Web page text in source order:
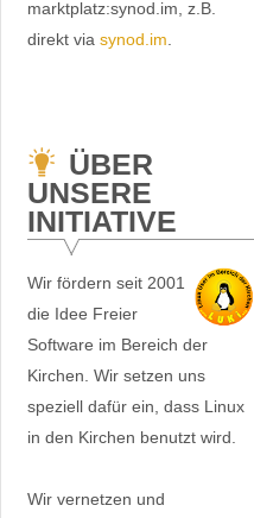
marktplatz:synod.im, z.B.
direkt via synod.im
ÜBER
UNSERE
INITIATIVE
Wir fördern seit 2001
die Idee Freier
Software im Bereich der
Kirchen. Wir setzen uns
speziell dafür ein, dass Linux
in den Kirchen benutzt wird.
Wir vernetzen und